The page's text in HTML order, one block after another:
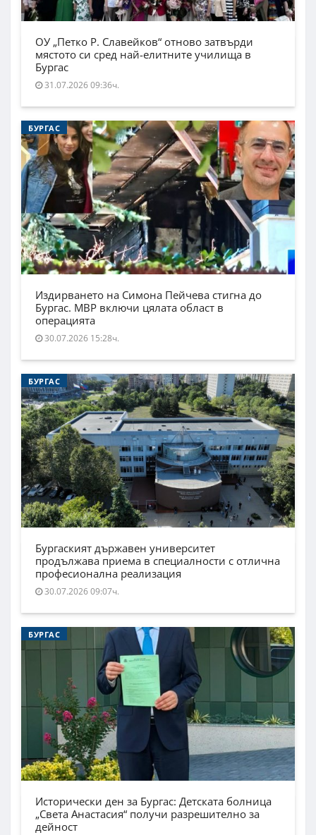
ОУ „Петко Р. Славейков“ отново затвърди
мястото си сред най-елитните училища в
Бургас
31.07.2026 09:36ч.
БУРГАС
Издирването на Симона Пейчева стигна до
Бургас. МВР включи цялата област в
операцията
30.07.2026 15:28ч.
БУРГАС
Бургаският държавен университет
продължава приема в специалности с отлична
професионална реализация
30.07.2026 09:07ч.
БУРГАС
Исторически ден за Бургас: Детската болница
„Света Анастасия“ получи разрешително за
дейност